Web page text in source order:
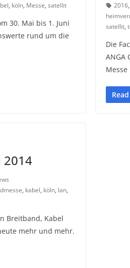
, köln, Messe, satellit
30. Mai bis 1. Juni
rund um die
2016,
satellit,
Die
ANGA
2014
, kabel, köln, lan,
Breitband, Kabel
mehr und mehr.